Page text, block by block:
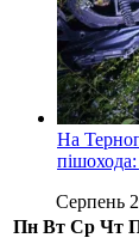
На
Серпень
Пн Вт Ср Чт